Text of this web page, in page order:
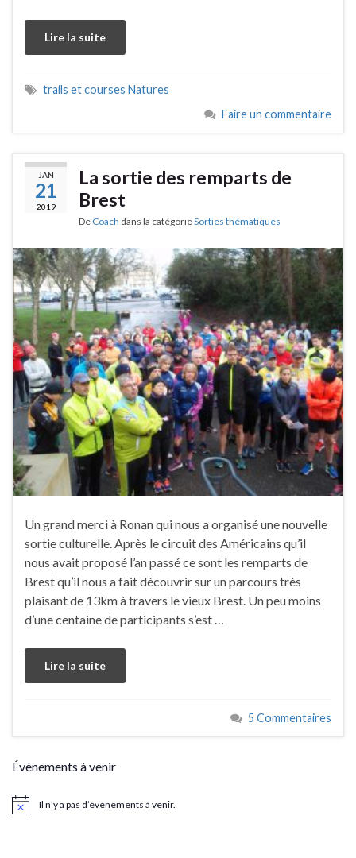
Lire la suite
trails et courses Natures
Faire un commentaire
JAN
21
2019
La sortie des remparts de
Brest
De Coach dans la catégorieSorties thématiques
Un grand merci à Ronan qui nous a organisé une nouvelle
sortie culturelle. Après le circuit des Américains qu’il
nous avait proposé l’an passé ce sont les remparts de
Brest qu’il nous a fait découvrir sur un parcours très
plaisant de 13km à travers le vieux Brest. Un peu moins
d’une centaine de participants s’est …
Lire la suite
5 Commentaires
Évènements à venir
NoticeIl n’y a pas d’évènements à venir.